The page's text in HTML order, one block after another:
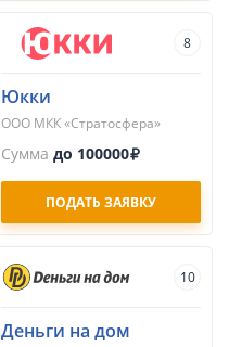
8
Юкки
ООО МКК «Стратосфера»
Сумма до 100000
ПОДАТЬ ЗАЯВКУ
10
Деньги на дом